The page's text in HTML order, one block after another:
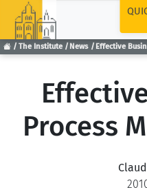
The Institute News
Process